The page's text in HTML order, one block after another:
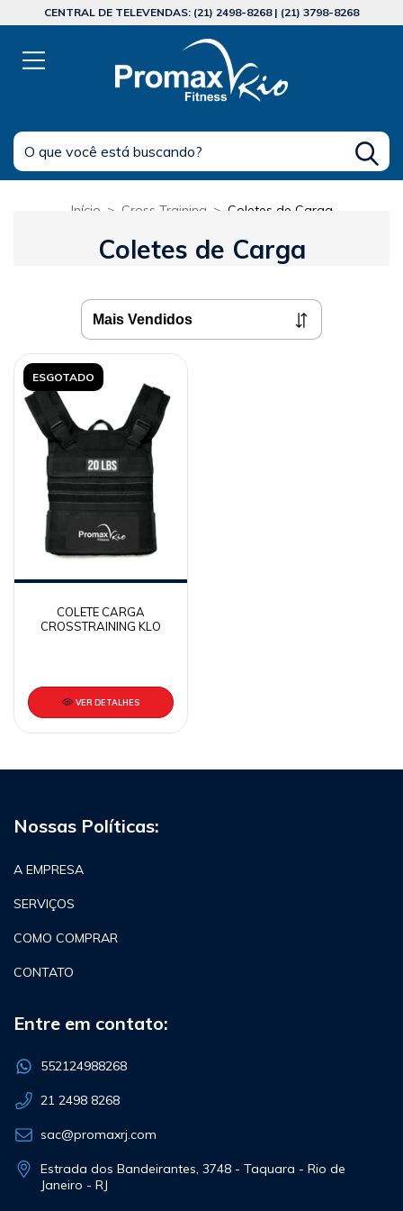
CENTRAL DE TELEVENDAS: (21) 2498-8268 | (21) 3798-8268
Início > Cross Training > Coletes de Carga
Coletes de Carga
ESGOTADO
COLETE CARGA
CROSSTRAINING KLO
VER DETALHES
Nossas Políticas:
A EMPRESA
SERVIÇOS
COMO COMPRAR
CONTATO
Entre em contato:
552124988268
21 2498 8268
sac@promaxrj.com
Estrada dos Bandeirantes, 3748 - Taquara - Rio de
Janeiro - RJ